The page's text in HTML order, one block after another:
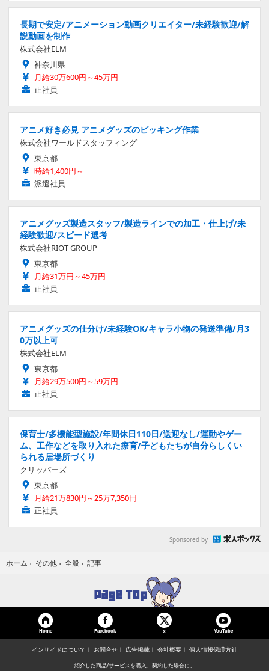
長期で安定/アニメーション動画クリエイター/未経験歓迎/解
説動画を制作
株式会社ELM
神奈川県
月給30万600円～45万円
正社員
アニメ好き必見 アニメグッズのピッキング作業
株式会社ワールドスタッフィング
東京都
時給1,400円～
派遣社員
アニメグッズ製造スタッフ/製造ラインでの加工・仕上げ/未
経験歓迎/スピード選考
株式会社RIOT GROUP
東京都
月給31万円～45万円
正社員
アニメグッズの仕分け/未経験OK/キャラ小物の発送準備/月3
0万以上可
株式会社ELM
東京都
月給29万500円～59万円
正社員
保育士/多機能型施設/年間休日110日/送迎なし/運動やゲー
ム、工作などを取り入れた療育/子どもたちが自分らしくい
られる居場所づくり
クリッパーズ
東京都
月給21万830円～25万7,350円
正社員
Sponsored by
ホーム › その他 › 全般 › 記事
Home Facebook X YouTube
インサイドについて お問合せ 広告掲載 会社概要 個人情報保護方針
紹介した商品/サービスを購入、契約した場合に、